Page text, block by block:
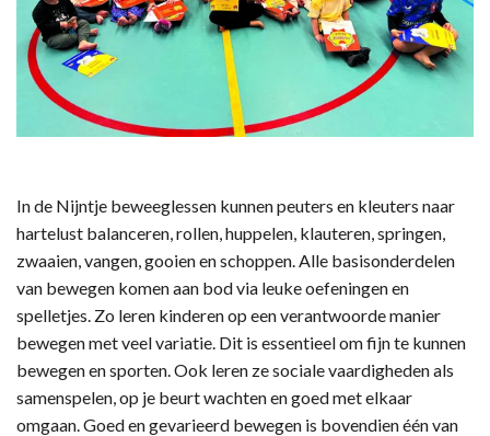
In de Nijntje beweeglessen kunnen peuters en kleuters naar
hartelust balanceren, rollen, huppelen, klauteren, springen,
zwaaien, vangen, gooien en schoppen. Alle basisonderdelen
van bewegen komen aan bod via leuke oefeningen en
spelletjes. Zo leren kinderen op een verantwoorde manier
bewegen met veel variatie. Dit is essentieel om fijn te kunnen
bewegen en sporten. Ook leren ze sociale vaardigheden als
samenspelen, op je beurt wachten en goed met elkaar
omgaan. Goed en gevarieerd bewegen is bovendien één van